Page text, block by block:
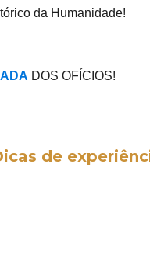
da Humanidade!
DOS OFÍCIOS!
de